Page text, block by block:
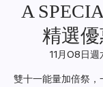
A
精選優
11月08日週
雙十一能量加倍祭